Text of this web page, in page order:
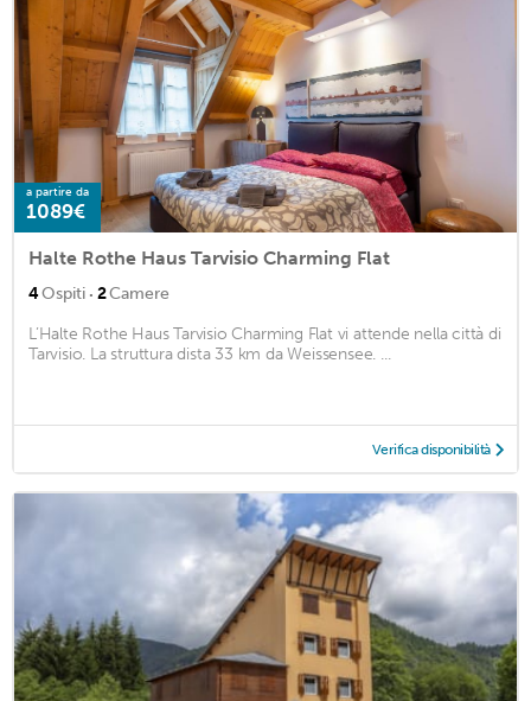
a partire da
1089€
Halte Rothe Haus Tarvisio Charming Flat
4Ospiti · 2Camere
L’Halte Rothe Haus Tarvisio Charming Flat vi attende nella città di
Tarvisio. La struttura dista 33 km da Weissensee. ...
Verifica disponibilità